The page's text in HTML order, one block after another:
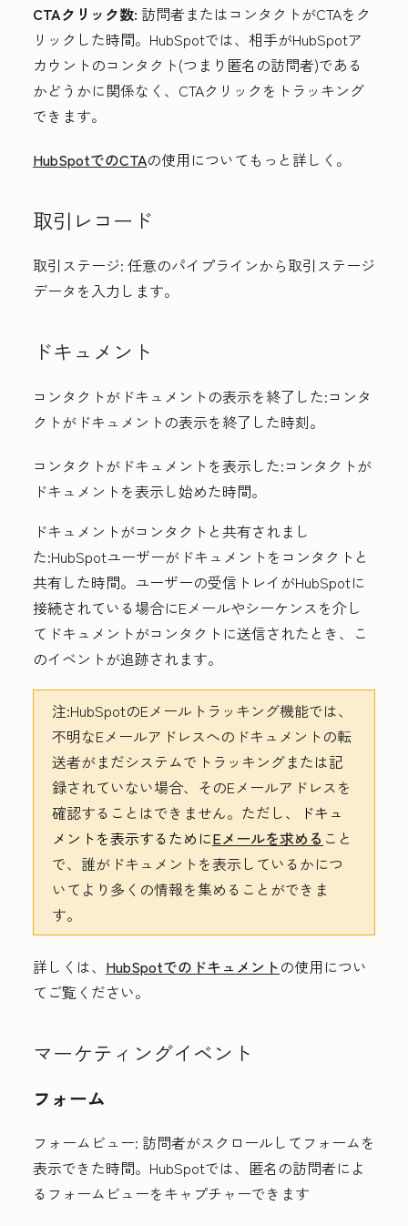
CTAクリック数: 訪問者またはコンタクトがCTAをク
リックした時間。HubSpotでは、相手がHubSpotア
カウントのコンタクト(つまり匿名の訪問者)である
かどうかに関係なく、CTAクリックをトラッキング
できます。
HubSpotでのCTAの使用についてもっと詳しく。
取引レコード
取引ステージ: 任意のパイプラインから取引ステージ
データを入力します。
ドキュメント
コンタクトがドキュメントの表示を終了した:コンタ
クトがドキュメントの表示を終了した時刻。
コンタクトがドキュメントを表示した:コンタクトが
ドキュメントを表示し始めた時間。
ドキュメントがコンタクトと共有されまし
た:HubSpotユーザーがドキュメントをコンタクトと
共有した時間。ユーザーの受信トレイがHubSpotに
接続されている場合にEメールやシーケンスを介し
てドキュメントがコンタクトに送信されたとき、こ
のイベントが追跡されます。
注:HubSpotのEメールトラッキング機能では、
不明なEメールアドレスへのドキュメントの転
送者がまだシステムでトラッキングまたは記
録されていない場合、そのEメールアドレスを
確認することはできません。ただし、
ドキュ
メントを表示するためにEメールを求める こと
で、誰がドキュメントを表示しているかにつ
いてより多くの情報を集めることができま
す。
詳しくは、 HubSpotでのドキュメントの使用につい
てご覧ください。
マーケティングイベント
フォーム
フォームビュー: 訪問者がスクロールしてフォームを
表示できた時間。HubSpotでは、匿名の訪問者によ
るフォームビューをキャプチャーできます